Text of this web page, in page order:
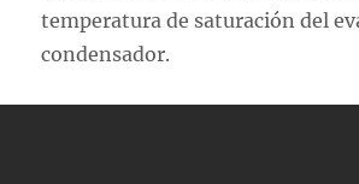
temperatura de saturación del
condensador.